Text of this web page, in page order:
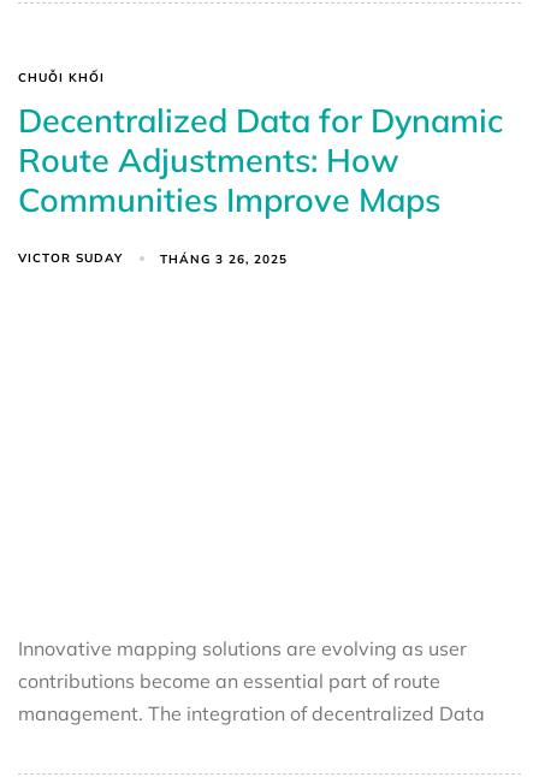
CHUỖI KHỐI
Decentralized Data for Dynamic
Route Adjustments: How
Communities Improve Maps
VICTOR SUDAY THÁNG 3 26, 2025
Innovative mapping solutions are evolving as user
contributions become an essential part of route
management. The integration of decentralized Data